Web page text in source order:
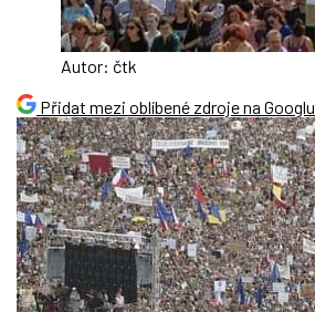
Autor: čtk
Přidat mezi oblíbené zdroje na Googlu